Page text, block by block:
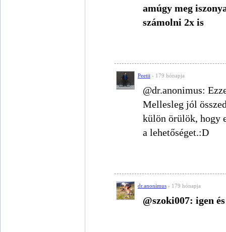
amúgy meg
számolni 2x is
Peetii - 179 hónapja
@dr.anonimus:
Mellesleg jól
külön örülök, hogy
a lehetőséget.:D
dr.anonimus - 179 hónapja
@szoki007: igen